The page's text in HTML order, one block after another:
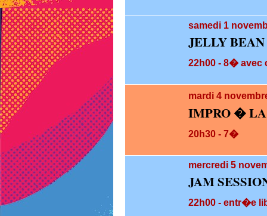
samedi 1
JELLY
22h00 - 8� avec
mardi 4
IMPRO �
20h30 - 7�
mercredi 5
JAM
22h00 - entr�e